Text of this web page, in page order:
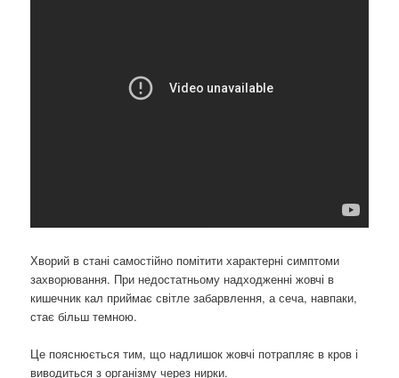
Хворий в стані самостійно помітити характерні симптоми
захворювання. При недостатньому надходженні жовчі в
кишечник кал приймає світле забарвлення, а сеча, навпаки,
стає більш темною.
Це пояснюється тим, що надлишок жовчі потрапляє в кров і
виводиться з організму через нирки.